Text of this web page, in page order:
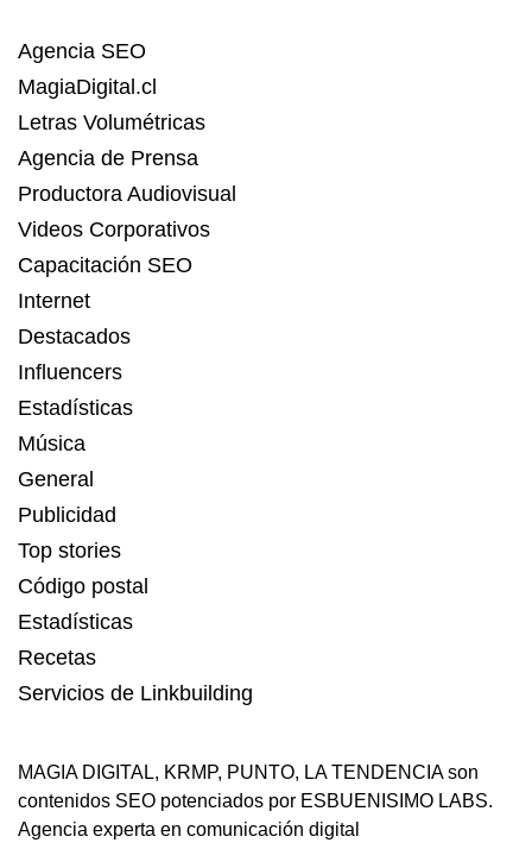
Agencia SEO
MagiaDigital.cl
Letras Volumétricas
Agencia de Prensa
Productora Audiovisual
Videos Corporativos
Capacitación SEO
Internet
Destacados
Influencers
Estadísticas
Música
General
Publicidad
Top stories
Código postal
Estadísticas
Recetas
Servicios de Linkbuilding
MAGIA DIGITAL, KRMP, PUNTO, LA TENDENCIAson
contenidos SEO potenciados por ESBUENISIMO LABS.
Agencia experta en comunicación digital